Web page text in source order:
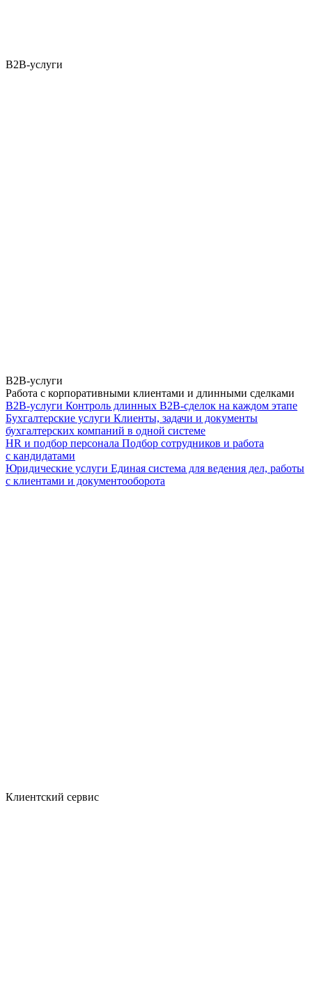
B2B-услуги
B2B-услуги
Работа с корпоративными клиентами и длинными сделками
B2B-услуги Контроль длинных B2B-сделок на каждом этапе
Бухгалтерские услуги Клиенты, задачи и документы
бухгалтерских компаний в одной системе
HR и подбор персонала Подбор сотрудников и работа
с кандидатами
Юридические услуги Единая система для ведения дел, работы
с клиентами и документооборота
Клиентский сервис